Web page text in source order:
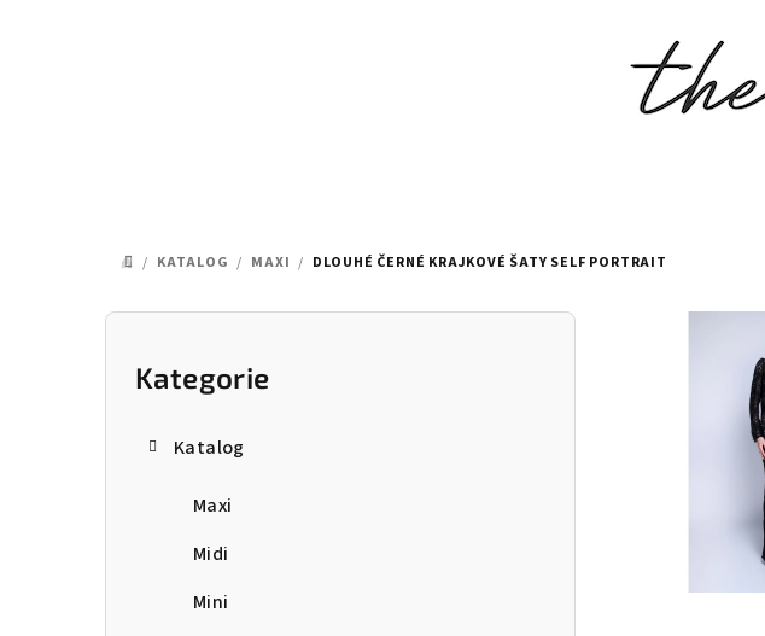
DOMŮ
/ KATALOG / MAXI / DLOUHÉ ČERNÉ KRAJKOVÉ ŠATY SELF PORTRAIT
P
Přeskočit
kategorie
Kategorie
Katalog
Maxi
Midi
Mini